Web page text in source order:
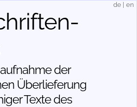
der
Über­lieferung
Texte des
de en